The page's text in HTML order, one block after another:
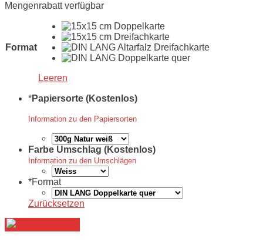
Mengenrabatt verfügbar
Format
Leeren
*Papiersorte (Kostenlos)
Information zu den Papiersorten
Farbe Umschlag (Kostenlos)
Information zu den Umschlägen
*Format
Zurücksetzen